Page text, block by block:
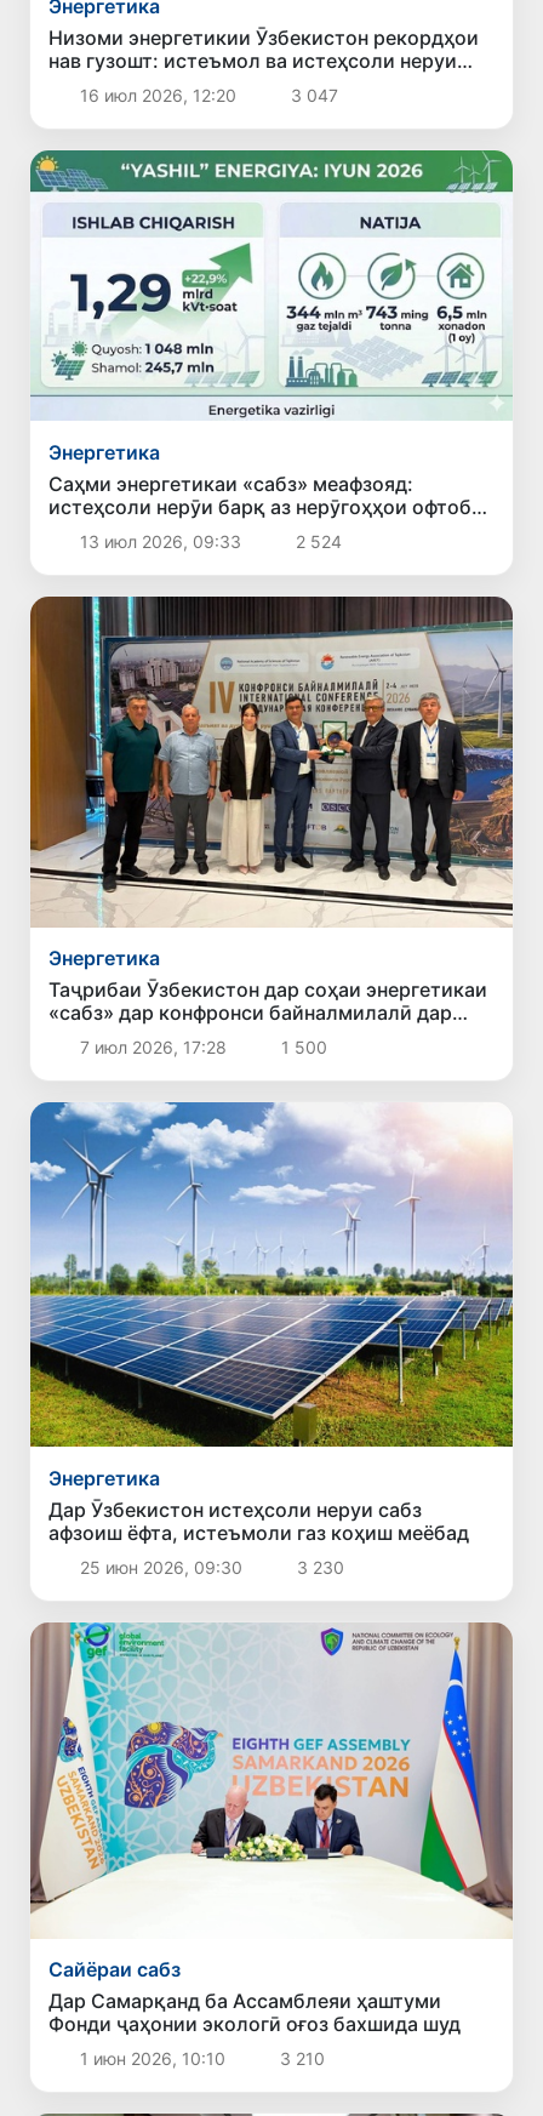
Энергетика
Низоми энергетикии Ӯзбекистон рекордҳои
нав гузошт: истеъмол ва истеҳсоли неруи
барқ ба ҳадди бесобиқа расид
16 июл 2026, 12:20 3 047
Энергетика
Саҳми энергетикаи «сабз» меафзояд:
истеҳсоли нерӯи барқ аз нерӯгоҳҳои офтобӣ
ва бодӣ дар моҳи июн 22,9 фоиз афзоиш ёфт
13 июл 2026, 09:33 2 524
Энергетика
Таҷрибаи Ӯзбекистон дар соҳаи энергетикаи
«сабз» дар конфронси байналмилалӣ дар
Душанбе муаррифӣ гардид
7 июл 2026, 17:28 1 500
Энергетика
Дар Ӯзбекистон истеҳсоли неруи сабз
афзоиш ёфта, истеъмоли газ коҳиш меёбад
25 июн 2026, 09:30 3 230
Сайёраи сабз
Дар Самарқанд ба Ассамблеяи ҳаштуми
Фонди ҷаҳонии экологӣ оғоз бахшида шуд
1 июн 2026, 10:10 3 210